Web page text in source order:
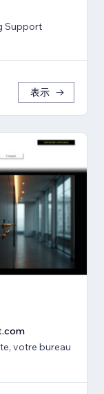
Support
表示
votre bureau